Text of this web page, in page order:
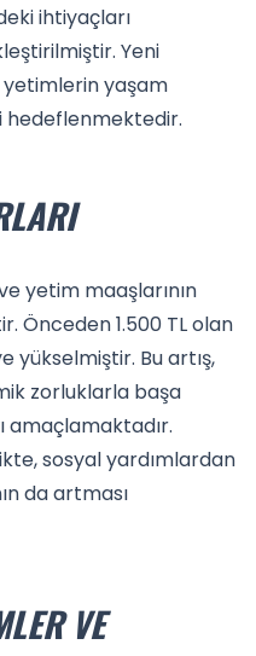
ihtiyaçları
Yeni
yaşam
hedeflenmektedir.
yetim maaşlarının
Önceden 1.500 TL olan
yükselmiştir. Bu artış,
zorluklarla başa
amaçlamaktadır.
sosyal yardımlardan
da artması
VE